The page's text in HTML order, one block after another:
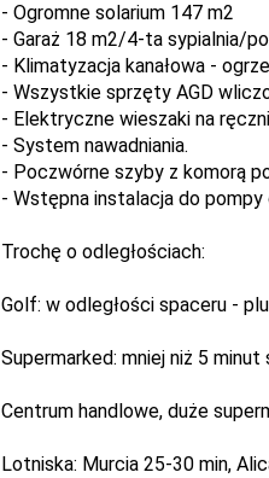
- Ogromne solarium 147 m2
- Garaż 18 m2/4-ta sypialnia/
- Klimatyzacja kanałowa -
- Wszystkie sprzęty AGD
- Elektryczne wieszaki na
- System nawadniania.
- Poczwórne szyby z komorą
- Wstępna instalacja do pompy
Trochę o odległościach:
Golf: w odległości spaceru -
Supermarked: mniej niż 5 minut
Centrum handlowe, duże
Lotniska: Murcia 25-30 min,